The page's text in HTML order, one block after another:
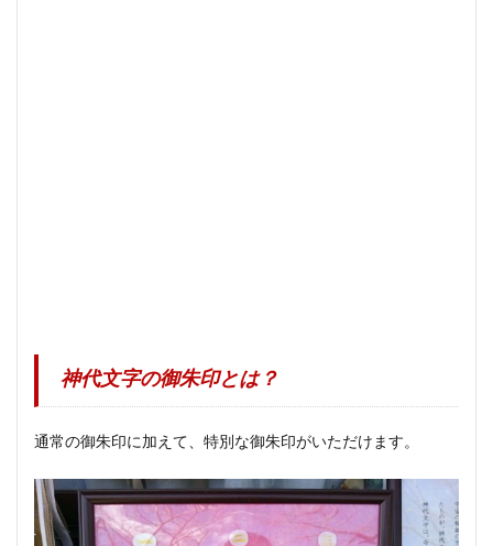
神代文字の御朱印とは？
通常の御朱印に加えて、特別な御朱印がいただけます。